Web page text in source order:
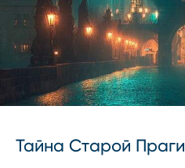
Тайна Старой Праги